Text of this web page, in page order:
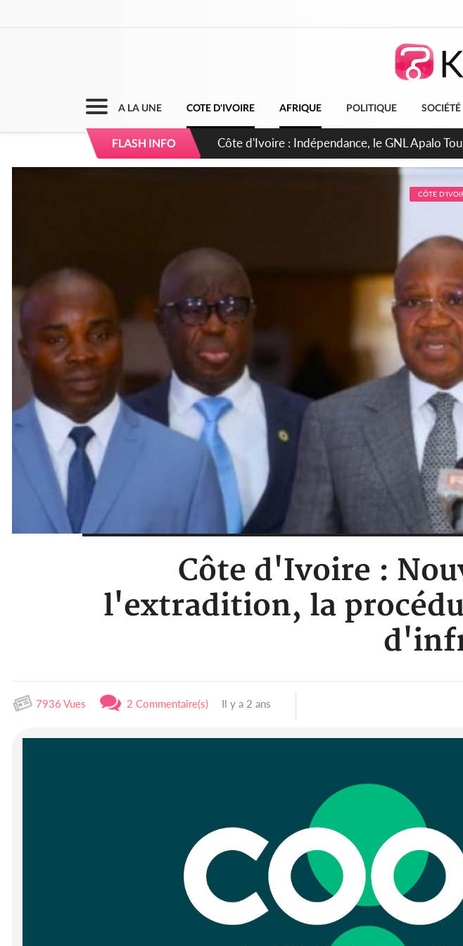
A LA UNE COTE D'IVOIRE AFRIQUE POLITIQUE SOCIÉTÉ
FLASH INFO
Sierra Leone : Un projet de réforme
d'avance
CÔTE
Côte d'Ivoire :
l'extradition, la
7936 Vues 2 Commentaire(s) Il y a 2 ans